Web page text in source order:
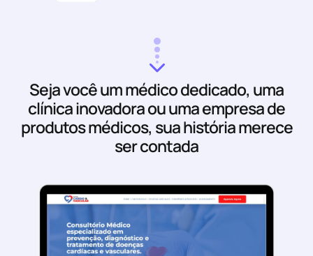
Seja você um médico dedicado, uma
clínica inovadora ou uma empresa de
produtos médicos, sua história merece
ser contada